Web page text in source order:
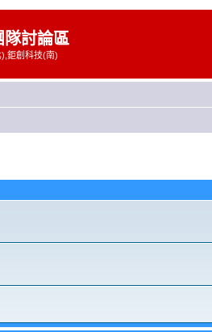
討論區
鉅創科技(南)